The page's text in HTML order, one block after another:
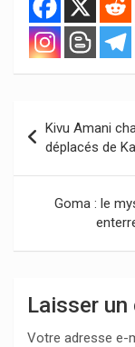
de
l’article
Kivu Amani
déplacés de
Goma : le
Laisser
Votre adresse e-